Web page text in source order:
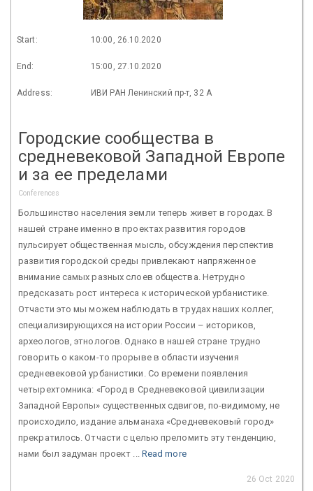
Start: 10:00, 26.10.2020
End: 15:00, 27.10.2020
Address: ИВИ РАН Ленинский пр-т, 32 А
Городские сообщества в
средневековой Западной Европе
и за ее пределами
Conferences
Большинство населения земли теперь живет в городах. В
нашей стране именно в проектах развития городов
пульсирует общественная мысль, обсуждения перспектив
развития городской среды привлекают напряженное
внимание самых разных слоев общества. Нетрудно
предсказать рост интереса к исторической урбанистике.
Отчасти это мы можем наблюдать в трудах наших коллег,
специализирующихся на истории России – историков,
археологов, этнологов. Однако в нашей стране трудно
говорить о каком-то прорыве в области изучения
средневековой урбанистики. Со времени появления
четырехтомника: «Город в Средневековой цивилизации
Западной Европы» существенных сдвигов, по-видимому, не
происходило, издание альманаха «Средневековый город»
прекратилось. Отчасти с целью преломить эту тенденцию,
нами был задуман проект ... Read more
26 Oct 2020